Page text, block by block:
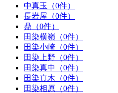
中真玉（0件）
長岩屋（0件）
鼎（0件）
田染横嶺（0件）
田染小崎（0件）
田染上野（0件）
田染真中（0件）
田染真木（0件）
田染相原（0件）